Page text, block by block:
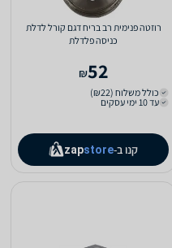
רוזטה פנימית רב בריח דגם קורל לדלת
כניסה פלדלת
52
₪
כולל משלוח (₪22)
עד 10 ימי עסקים
קנו ב- zapstore